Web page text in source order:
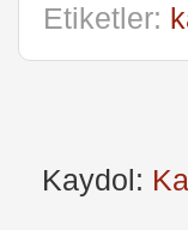
Etiketler:
Kaydol: